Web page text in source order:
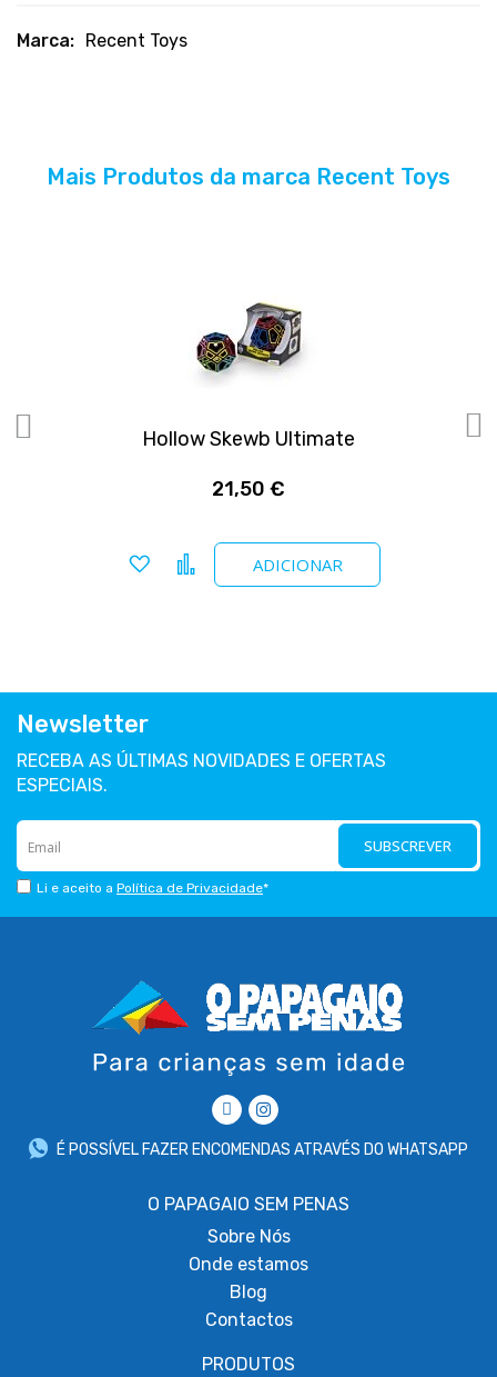
Mais
Recent Toys
Mais Produtos da marca Recent Toys
Hollow Skewb Ultimate
21,50 €
ADICIONAR
Adicionar a favoritos
Comparar
Newsletter
RECEBA AS ÚLTIMAS NOVIDADES E OFERTAS
ESPECIAIS.
SUBSCREVER
Li e aceito a Política de Privacidade*
É POSSÍVEL FAZER ENCOMENDAS ATRAVÉS DO WHATSAPP
O PAPAGAIO SEM PENAS
Sobre Nós
Onde estamos
Blog
Contactos
PRODUTOS